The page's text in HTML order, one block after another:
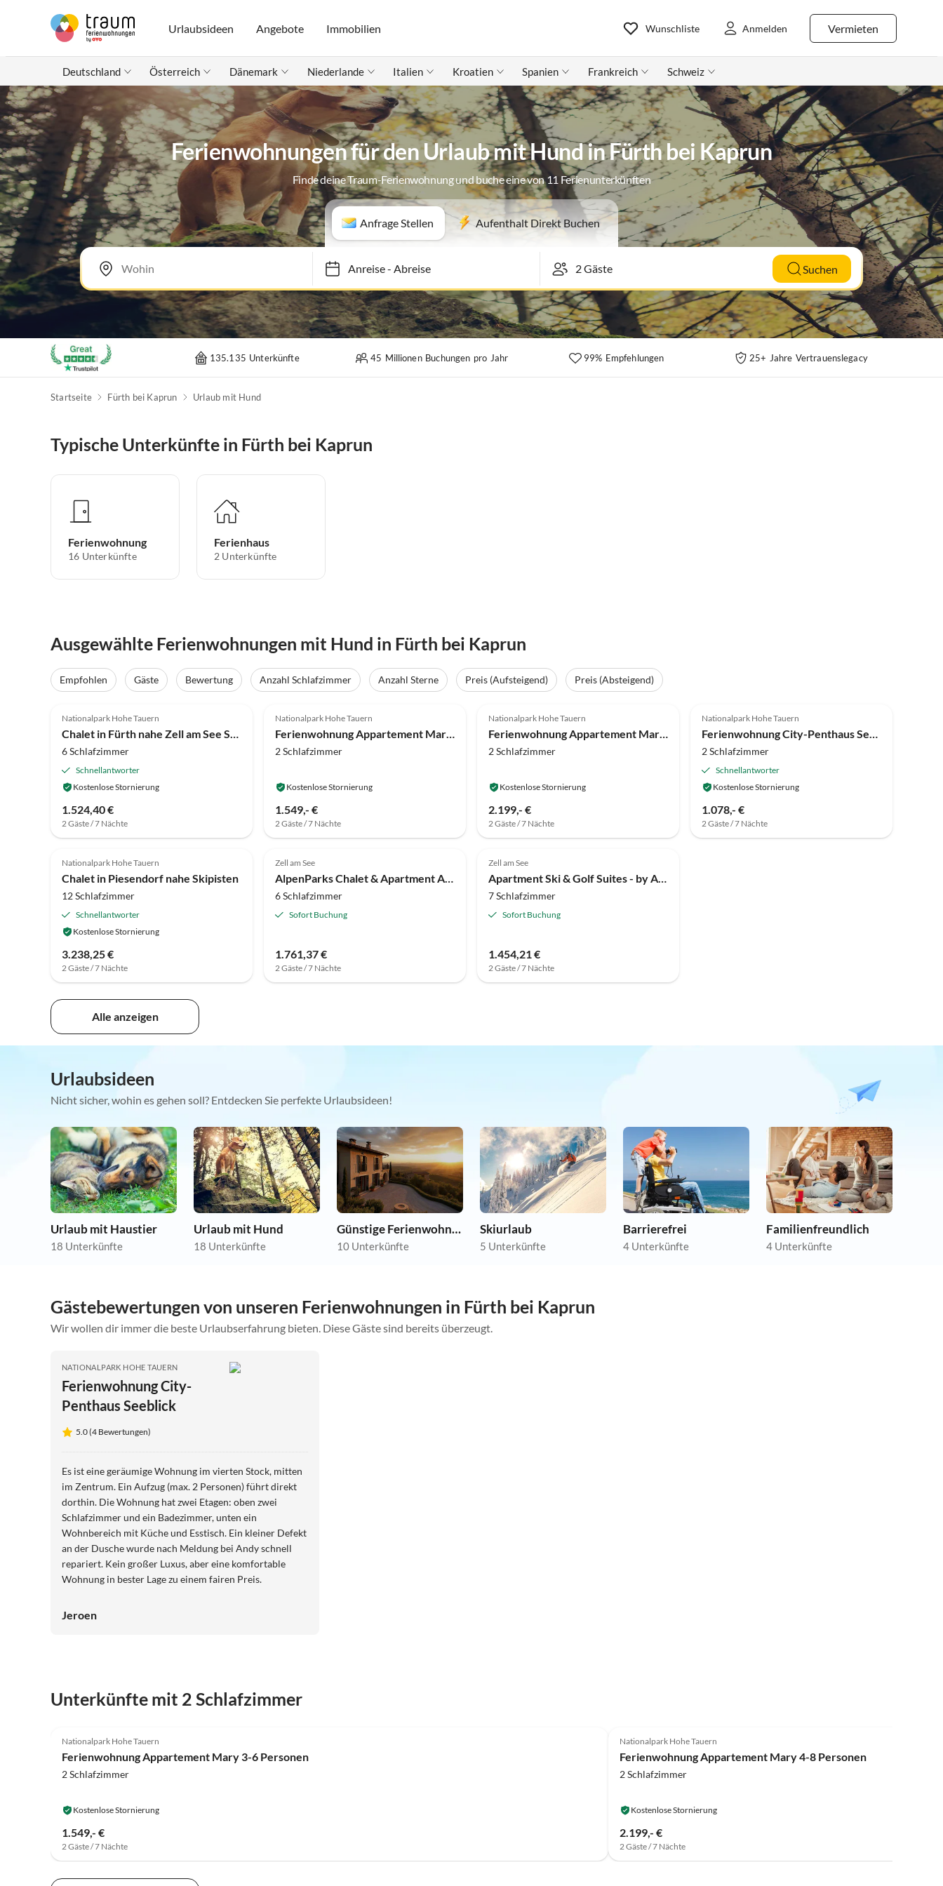
Urlaubsideen Angebote Immobilien Vermieten
Wunschliste Anmelden
Deutschland Österreich Dänemark Niederlande Italien Kroatien Spanien Frankreich Schweiz
Ferienwohnungen für den Urlaub mit Hund in Fürth bei Kaprun
Finde deine Traum-Ferienwohnung und buche eine von 11 Ferienunterkünften
Anfrage Stellen Aufenthalt Direkt Buchen
Anreise-Abreise Suchen
135.135 Unterkünfte 45 Millionen Buchungen pro Jahr 99% Empfehlungen 25+ Jahre Vertrauenslegacy
Startseite Fürth bei Kaprun Urlaub mit Hund
Typische Unterkünfte in Fürth bei Kaprun
Ferienwohnung
16 Unterkünfte
Ferienhaus
2 Unterkünfte
Ausgewählte Ferienwohnungen mit Hund in Fürth bei Kaprun
Empfohlen Gäste Bewertung Anzahl Schlafzimmer Anzahl Sterne Preis (Aufsteigend)
Preis (Absteigend)
Nationalpark Hohe Tauern
Chalet in Fürth nahe Zell am See Skipisten
6 Schlafzimmer
Schnellantworter
Kostenlose Stornierung
1.524,40 €
2 Gäste / 7 Nächte
Nationalpark Hohe Tauern
Ferienwohnung Appartement Mary 3-6 Personen
2 Schlafzimmer
Kostenlose Stornierung
1.549,- €
2 Gäste / 7 Nächte
Nationalpark Hohe Tauern
Ferienwohnung Appartement Mary 4-8 Personen
2 Schlafzimmer
Kostenlose Stornierung
2.199,- €
2 Gäste / 7 Nächte
Nationalpark Hohe Tauern
Ferienwohnung City-Penthaus Seeblick
2 Schlafzimmer
Schnellantworter
Kostenlose Stornierung
1.078,- €
2 Gäste / 7 Nächte
3.0 (2)
Nationalpark Hohe Tauern
Chalet in Piesendorf nahe Skipisten
12 Schlafzimmer
Schnellantworter
Kostenlose Stornierung
3.238,25 €
2 Gäste / 7 Nächte
Zell am See
AlpenParks Chalet & Apartment AreitXpress
6 Schlafzimmer
Sofort Buchung
1.761,37 €
2 Gäste / 7 Nächte
Zell am See
Apartment Ski & Golf Suites - by Alpin Family
7 Schlafzimmer
Sofort Buchung
1.454,21 €
2 Gäste / 7 Nächte
Alle anzeigen
Urlaubsideen
Nicht sicher, wohin es gehen soll? Entdecken Sie perfekte Urlaubsideen!
Urlaub mit Haustier
18 Unterkünfte
Urlaub mit Hund
18 Unterkünfte
Günstige Ferienwohnungen
10 Unterkünfte
Skiurlaub
5 Unterkünfte
Barrierefrei
4 Unterkünfte
Familienfreundlich
4 Unterkünfte
Gästebewertungen von unseren Ferienwohnungen in Fürth bei Kaprun
Wir wollen dir immer die beste Urlaubserfahrung bieten. Diese Gäste sind bereits überzeugt.
NATIONALPARK HOHE TAUERN
Ferienwohnung City-
Penthaus Seeblick
5.0 (4 Bewertungen)
Es ist eine geräumige Wohnung im vierten Stock, mitten
im Zentrum. Ein Aufzug (max. 2 Personen) führt direkt
dorthin. Die Wohnung hat zwei Etagen: oben zwei
Schlafzimmer und ein Badezimmer, unten ein
Wohnbereich mit Küche und Esstisch. Ein kleiner Defekt
an der Dusche wurde nach Meldung bei Andy schnell
repariert. Kein großer Luxus, aber eine komfortable
Wohnung in bester Lage zu einem fairen Preis.
Jeroen
Unterkünfte mit 2 Schlafzimmer
Nationalpark Hohe Tauern
Ferienwohnung Appartement Mary 3-6 Personen
2 Schlafzimmer
Kostenlose Stornierung
1.549,- €
2 Gäste / 7 Nächte
Nationalpark Hohe Tauern
Ferienwohnung Appartement Mary 4-8 Personen
2 Schlafzimmer
Kostenlose Stornierung
2.199,- €
2 Gäste / 7 Nächte